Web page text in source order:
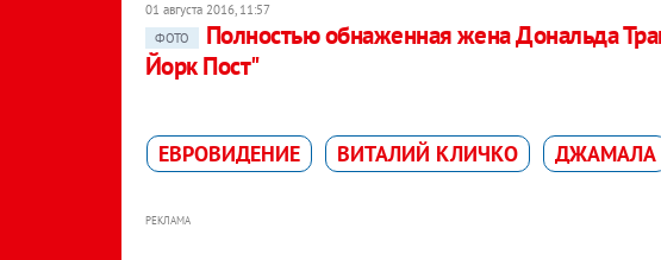
01 августа 2016, 11:57
ФОТО
Полностью обнаженная жена Дональда
Йорк Пост"
ЕВРОВИДЕНИЕ ВИТАЛИЙ КЛИЧКО ДЖАМАЛА
РЕКЛАМА